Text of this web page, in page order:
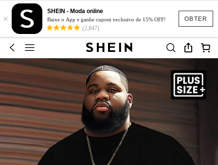
OBTER
×
SHEIN - Moda online
Baixe o App e ganhe cupom exclusivo de 15% OFF!
(2,847)